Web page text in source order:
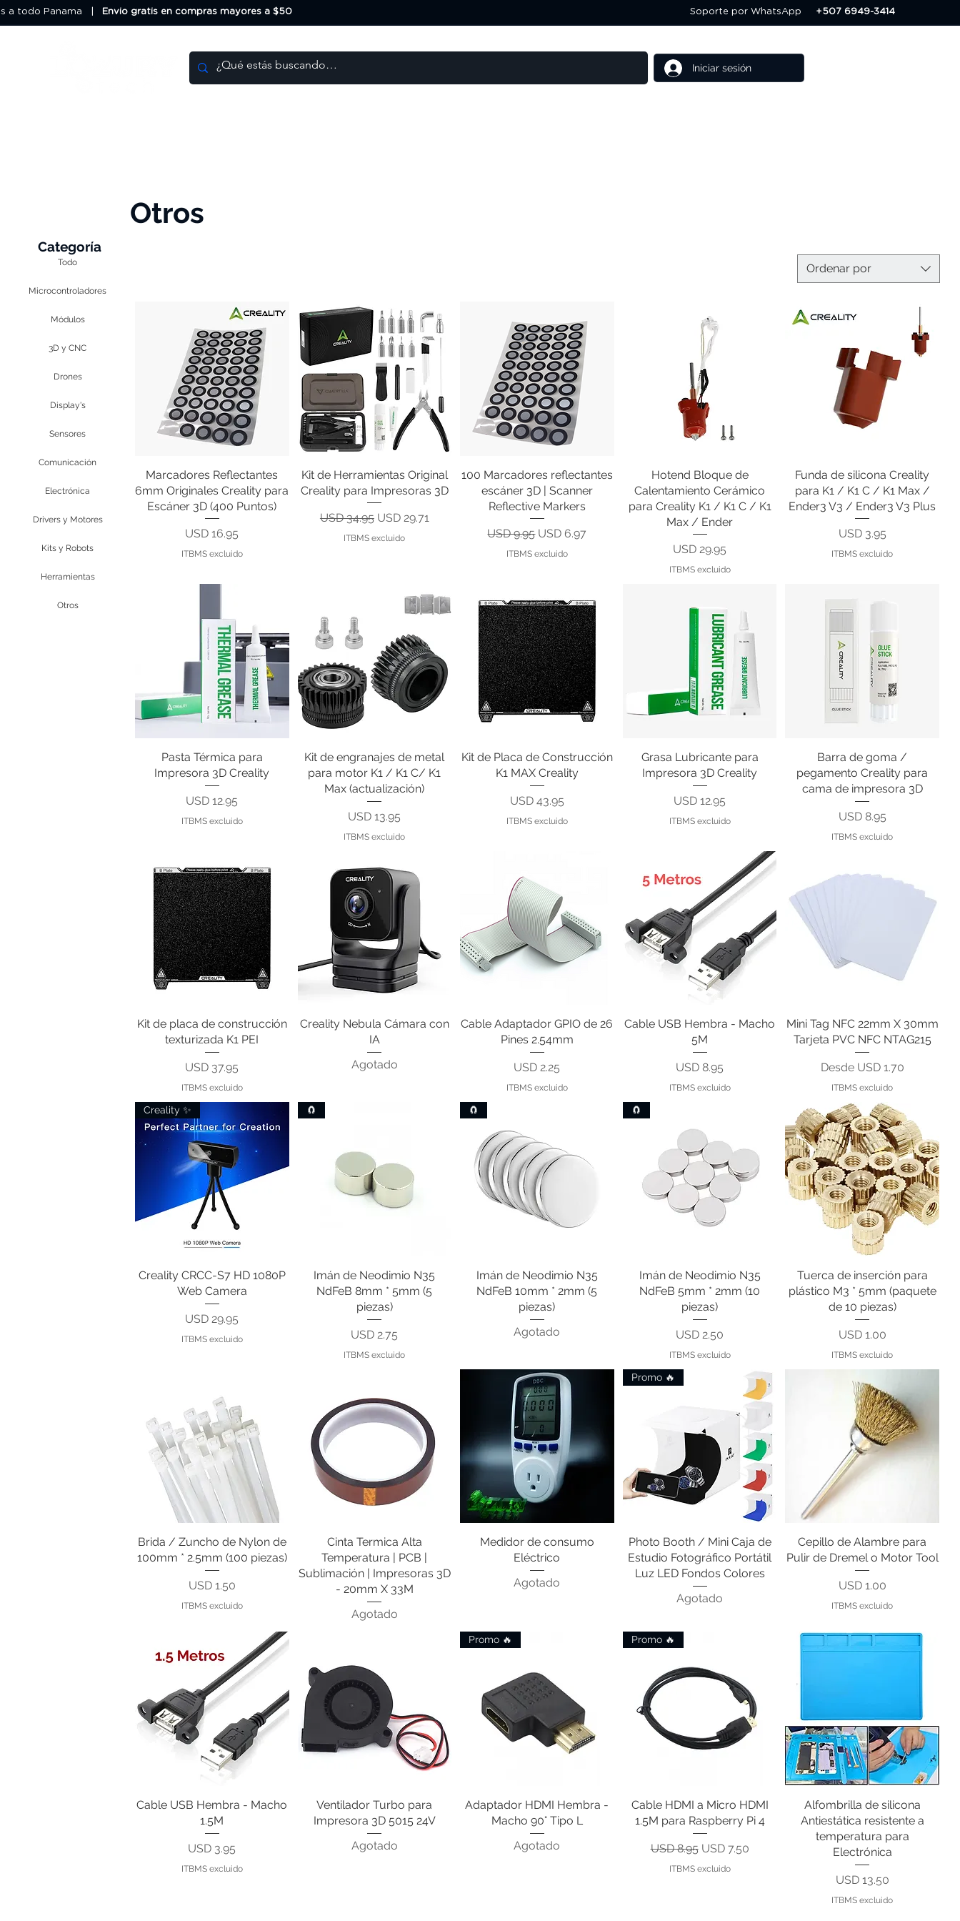
a todo Panama | Envio gratis en compras mayores a $50 Soporte por WhatsApp +507 6949-3414
Iniciar sesión
Otros
Categoría
Todo
Microcontroladores
Módulos
3D y CNC
Drones
Display's
Sensores
Comunicación
Electrónica
Drivers y Motores
Kits y Robots
Herramientas
Otros
Ordenar por
Vista rápida
Marcadores Reflectantes
6mm Originales Creality para
Escáner 3D (400 Puntos)
Precio
USD 16.95
ITBMS excluido
Vista rápida
Kit de Herramientas Original
Creality para Impresoras 3D
Precio
USD 34.95 Precio de oferta
USD 29.71
ITBMS excluido
Vista rápida
100 Marcadores reflectantes
escáner 3D | Scanner
Reflective Markers
Precio
USD 9.95 Precio de oferta
USD 6.97
ITBMS excluido
Vista rápida
Hotend Bloque de
Calentamiento Cerámico
para Creality K1 / K1 C / K1
Max / Ender
Precio
USD 29.95
ITBMS excluido
Vista rápida
Funda de silicona Creality
para K1 / K1 C / K1 Max /
Ender3 V3 / Ender3 V3 Plus
Precio
USD 3.95
ITBMS excluido
Vista rápida
Pasta Térmica para
Impresora 3D Creality
Precio
USD 12.95
ITBMS excluido
Vista rápida
Kit de engranajes de metal
para motor K1 / K1 C/ K1
Max (actualización)
Precio
USD 13.95
ITBMS excluido
Vista rápida
Kit de Placa de Construcción
K1 MAX Creality
Precio
USD 43.95
ITBMS excluido
Vista rápida
Grasa Lubricante para
Impresora 3D Creality
Precio
USD 12.95
ITBMS excluido
Vista rápida
Barra de goma /
pegamento Creality para
cama de impresora 3D
Precio
USD 8.95
ITBMS excluido
Vista rápida
Kit de placa de construcción
texturizada K1 PEI
Precio
USD 37.95
ITBMS excluido
Vista rápida
Creality Nebula Cámara con
IA
Agotado
Vista rápida
Cable Adaptador GPIO de 26
Pines 2.54mm
Precio
USD 2.25
ITBMS excluido
Vista rápida
Cable USB Hembra - Macho
5M
Precio
USD 8.95
ITBMS excluido
Vista rápida
Mini Tag NFC 22mm X 30mm
Tarjeta PVC NFC NTAG215
Desde USD 1.70
Precio de oferta
ITBMS excluido
Vista rápida
Creality ✨
Creality CRCC-S7 HD 1080P
Web Camera
Precio
USD 29.95
ITBMS excluido
Vista rápida
🧲
Imán de Neodimio N35
NdFeB 8mm * 5mm (5
piezas)
Precio
USD 2.75
ITBMS excluido
Vista rápida
🧲
Imán de Neodimio N35
NdFeB 10mm * 2mm (5
piezas)
Agotado
Vista rápida
🧲
Imán de Neodimio N35
NdFeB 5mm * 2mm (10
piezas)
Precio
USD 2.50
ITBMS excluido
Vista rápida
Tuerca de inserción para
plástico M3 * 5mm (paquete
de 10 piezas)
Precio
USD 1.00
ITBMS excluido
Vista rápida
Brida / Zuncho de Nylon de
100mm * 2.5mm (100 piezas)
Precio
USD 1.50
ITBMS excluido
Vista rápida
Cinta Termica Alta
Temperatura | PCB |
Sublimación | Impresoras 3D
- 20mm X 33M
Agotado
Vista rápida
Medidor de consumo
Eléctrico
Agotado
Vista rápida
Promo 🔥
Photo Booth / Mini Caja de
Estudio Fotográfico Portátil
Luz LED Fondos Colores
Agotado
Vista rápida
Cepillo de Alambre para
Pulir de Dremel o Motor Tool
Precio
USD 1.00
ITBMS excluido
Vista rápida
Cable USB Hembra - Macho
1.5M
Precio
USD 3.95
ITBMS excluido
Vista rápida
Ventilador Turbo para
Impresora 3D 5015 24V
Agotado
Vista rápida
Promo 🔥
Adaptador HDMI Hembra -
Macho 90° Tipo L
Agotado
Vista rápida
Promo 🔥
Cable HDMI a Micro HDMI
1.5M para Raspberry Pi 4
Precio
USD 8.95 Precio de oferta
USD 7.50
ITBMS excluido
Vista rápida
Alfombrilla de silicona
Antiestática resistente a
temperatura para
Electrónica
Precio
USD 13.50
ITBMS excluido